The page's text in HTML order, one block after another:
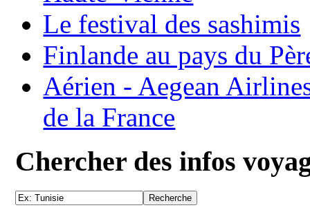
Le festival des sashimis
Finlande au pays du
Aérien - Aegean
de la France
Chercher des infos